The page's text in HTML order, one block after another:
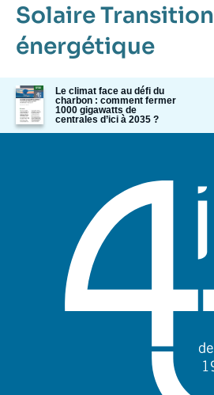
SolaireTransition
énergétique
Image
de
couverture
de
Le climat face au défi du
charbon : comment fermer
1000 gigawatts de
centrales d’ici à 2035 ?